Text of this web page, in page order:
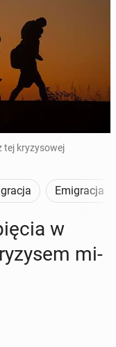
tej kryzysowej
Emigracja
w
mi­